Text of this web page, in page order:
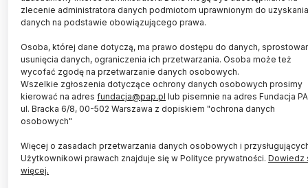
Źródło: Fotolia
W związku ze zmianami klimatu fale gorąca będą
narastać i tylko w Azji Południowej będą dotykały
pół miliarda ludzi rocznie, a to spowoduje głód,
wzrost liczby zgonów i migracje. Odpowiednie
Naukowcy z Uniwersytetu w Göteborgu ostrzegają
zlecenie administratora danych podmiotom uprawnionym do uzyskania
danych na podstawie obowiązującego prawa.
Osoba, której dane dotyczą, ma prawo dostępu do danych,
usunięcia danych, ograniczenia ich przetwarzania. Osoba może też
wycofać zgodę na przetwarzanie danych osobowych.
Wszelkie zgłoszenia dotyczące ochrony danych osobowych prosimy
kierować na adres fundacja@pap.pl lub pisemnie na adres Fundacja
ul. Bracka 6/8, 00-502 Warszawa z dopiskiem "ochrona danych
osobowych"
Więcej o zasadach przetwarzania danych osobowych i
Użytkownikowi prawach znajduje się w Polityce prywatności. Dowiedz
więcej.